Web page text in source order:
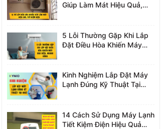
Giúp Làm Mát Hiệu Quả,
5 Lỗi Thường Gặp Khi Lắp
Đặt Điều Hòa Khiến Máy
Kinh Nghiệm Lắp Đặt Máy
Lạnh Đúng Kỹ Thuật Tại
14 Cách Sử Dụng Máy Lạnh
Tiết Kiệm Điện Hiệu Quả